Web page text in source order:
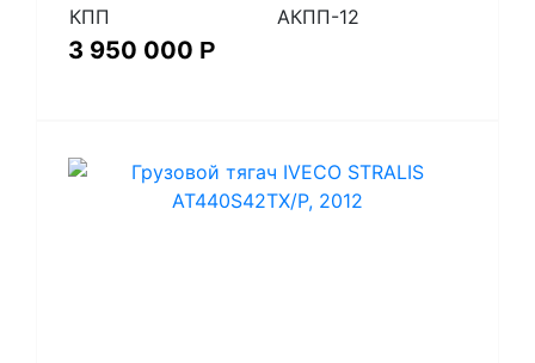
КПП
АКПП-12
3 950 000 Р